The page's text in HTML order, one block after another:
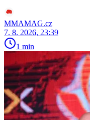
MMAMAG.cz
7. 8. 2026, 23:39
1 min